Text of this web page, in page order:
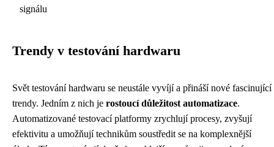
signálu
Trendy v testování hardwaru
Svět testování hardwaru se neustále vyvíjí a přináší nové fascinující
trendy. Jedním z nich je rostoucí důležitost automatizace.
Automatizované testovací platformy zrychlují procesy, zvyšují
efektivitu a umožňují technikům soustředit se na komplexnější